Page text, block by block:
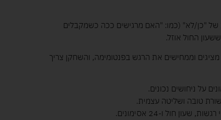
"כן/לא" (כמו: "האם מרגישים ככה כשמקבלים
החול אוזל.
וממחישים את הרגש בפנטומימה, והשחקן צריך
על ניחושים נכונים.
טובה ושליטה עצמית.